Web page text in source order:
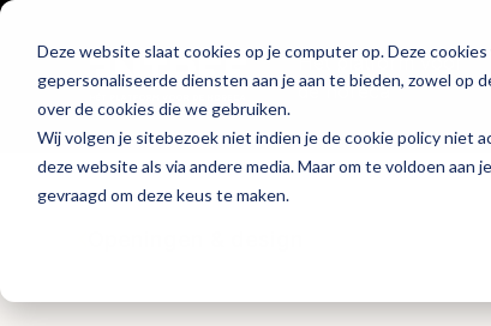
Deze website slaat cookies op je computer op. Deze
gepersonaliseerde diensten aan je aan te bieden, zowel op
over de cookies die we gebruiken.
Wij volgen je sitebezoek niet indien je de cookie policy
deze website als via andere media. Maar om te voldoen
gevraagd om deze keus te maken.
Hét platform voor
de horeca